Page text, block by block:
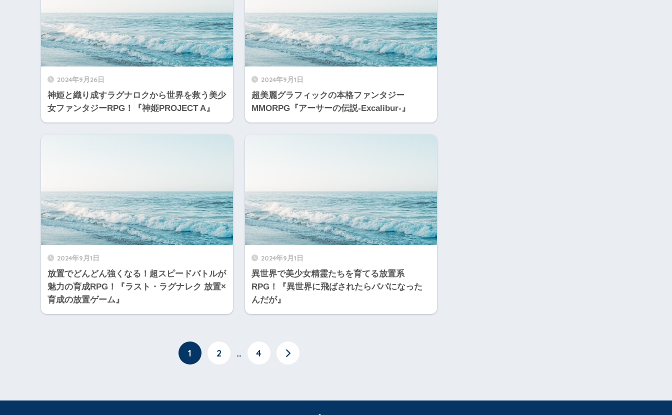
2024年9月26日
神姫と織り成すラグナロクから世界を救う美少
女ファンタジーRPG！『神姫PROJECT A』
2024年9月1日
超美麗グラフィックの本格ファンタジー
MMORPG『アーサーの伝説-Excalibur-』
2024年9月1日
放置でどんどん強くなる！超スピードバトルが
魅力の育成RPG！『ラスト・ラグナレク 放置×
育成の放置ゲーム』
2024年9月1日
異世界で美少女精霊たちを育てる放置系
RPG！『異世界に飛ばされたらパパになった
んだが』
1 2 … 4